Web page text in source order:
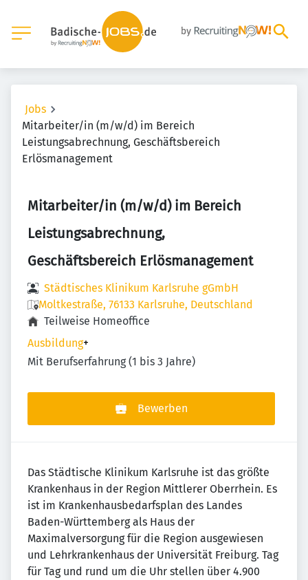
Jobs
Mitarbeiter/in (m/w/d) im Bereich
Leistungsabrechnung, Geschäftsbereich
Erlösmanagement
Mitarbeiter/in (m/w/d) im Bereich
Leistungsabrechnung,
Geschäftsbereich Erlösmanagement
Städtisches Klinikum Karlsruhe gGmbH
Moltkestraße, 76133 Karlsruhe, Deutschland
Teilweise Homeoffice
Ausbildung+
Mit Berufserfahrung (1 bis 3 Jahre)
Bewerben
Das Städtische Klinikum Karlsruhe ist das größte
Krankenhaus in der Region Mittlerer Oberrhein. Es
ist im Krankenhausbedarfsplan des Landes
Baden-Württemberg als Haus der
Maximalversorgung für die Region ausgewiesen
und Lehrkrankenhaus der Universität Freiburg. Tag
für Tag und rund um die Uhr stellen über 4.900